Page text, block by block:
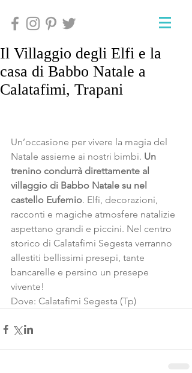
Il Villaggio degli Elfi e la
casa di Babbo Natale a
Calatafimi, Trapani
Un’occasione per vivere la magia del
Natale assieme ai nostri bimbi. Un
trenino condurrà direttamente al
villaggio di Babbo Natale su nel
castello Eufemio. Elfi, decorazioni,
racconti e magiche atmosfere natalizie
aspettano grandi e piccini. Nel centro
storico di Calatafimi Segesta verranno
allestiti bellissimi presepi, tante
bancarelle e persino un presepe
vivente!
Dove: Calatafimi Segesta (Tp)